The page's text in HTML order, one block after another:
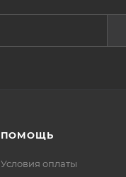
ПОМОЩЬ
Условия оплаты